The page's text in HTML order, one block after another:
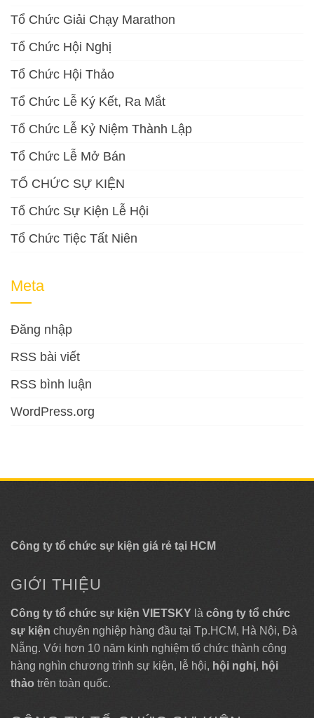
Tổ Chức Giải Chạy Marathon
Tổ Chức Hội Nghị
Tổ Chức Hội Thảo
Tổ Chức Lễ Ký Kết, Ra Mắt
Tổ Chức Lễ Kỷ Niệm Thành Lập
Tổ Chức Lễ Mở Bán
TỔ CHỨC SỰ KIỆN
Tổ Chức Sự Kiện Lễ Hội
Tổ Chức Tiệc Tất Niên
Meta
Đăng nhập
RSS bài viết
RSS bình luận
WordPress.org
Công ty tổ chức sự kiện giá rẻ tại HCM
GIỚI THIỆU
Công ty tổ chức sự kiện VIETSKY là công ty tổ chức
sự kiện chuyên nghiệp hàng đầu tại Tp.HCM, Hà Nội, Đà
Nẵng. Với hơn 10 năm kinh nghiệm tổ chức thành công
hàng nghìn chương trình sự kiện, lễ hội, hội nghị, hội
thảo trên toàn quốc.